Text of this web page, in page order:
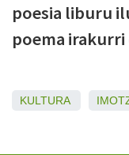
poesia liburu
poema
KULTURA